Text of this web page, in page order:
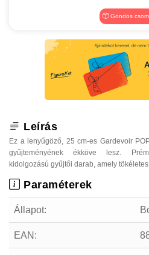
Gondos
Leírás
Ez a lenyűgöző, 25 cm-es Gardevoir
gyűjteményének ékköve lesz.
kidolgozású gyűjtői darab, amely
Paraméterek
Állapot:
EAN: